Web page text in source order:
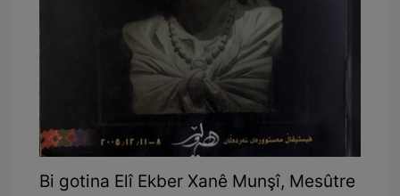
Bi gotina Elî Ekber Xanê Munşî, Mesûtre